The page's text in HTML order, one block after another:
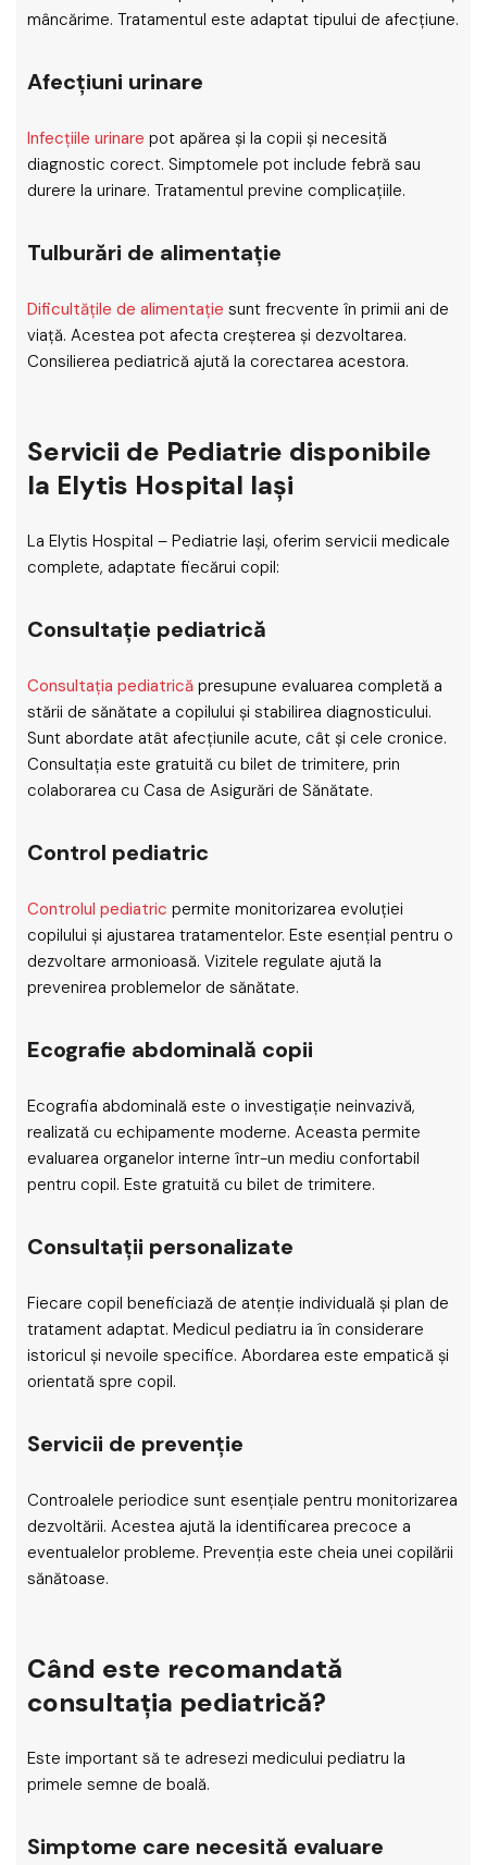
mâncărime. Tratamentul este adaptat tipului de afecțiune.
Afecțiuni urinare
Infecțiile urinare pot apărea și la copii și necesită
diagnostic corect. Simptomele pot include febră sau
durere la urinare. Tratamentul previne complicațiile.
Tulburări de alimentație
Dificultățile de alimentație sunt frecvente în primii ani de
viață. Acestea pot afecta creșterea și dezvoltarea.
Consilierea pediatrică ajută la corectarea acestora.
Servicii de Pediatrie disponibile
la Elytis Hospital Iași
La Elytis Hospital – Pediatrie Iași, oferim servicii medicale
complete, adaptate fiecărui copil:
Consultație pediatrică
Consultația pediatrică presupune evaluarea completă a
stării de sănătate a copilului și stabilirea diagnosticului.
Sunt abordate atât afecțiunile acute, cât și cele cronice.
Consultația este gratuită cu bilet de trimitere, prin
colaborarea cu Casa de Asigurări de Sănătate.
Control pediatric
Controlul pediatric permite monitorizarea evoluției
copilului și ajustarea tratamentelor. Este esențial pentru o
dezvoltare armonioasă. Vizitele regulate ajută la
prevenirea problemelor de sănătate.
Ecografie abdominală copii
Ecografia abdominală este o investigație neinvazivă,
realizată cu echipamente moderne. Aceasta permite
evaluarea organelor interne într-un mediu confortabil
pentru copil. Este gratuită cu bilet de trimitere.
Consultații personalizate
Fiecare copil beneficiază de atenție individuală și plan de
tratament adaptat. Medicul pediatru ia în considerare
istoricul și nevoile specifice. Abordarea este empatică și
orientată spre copil.
Servicii de prevenție
Controalele periodice sunt esențiale pentru monitorizarea
dezvoltării. Acestea ajută la identificarea precoce a
eventualelor probleme. Prevenția este cheia unei copilării
sănătoase.
Când este recomandată
consultația pediatrică?
Este important să te adresezi medicului pediatru la
primele semne de boală.
Simptome care necesită evaluare